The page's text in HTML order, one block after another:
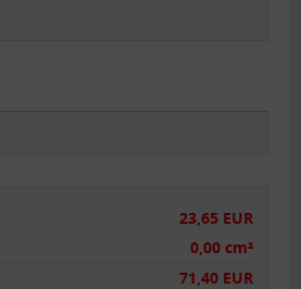
23,65 EUR
0,00 cm²
71,40 EUR